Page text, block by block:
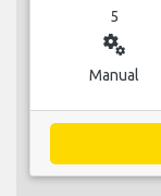
5
miscellaneous_services
Manual